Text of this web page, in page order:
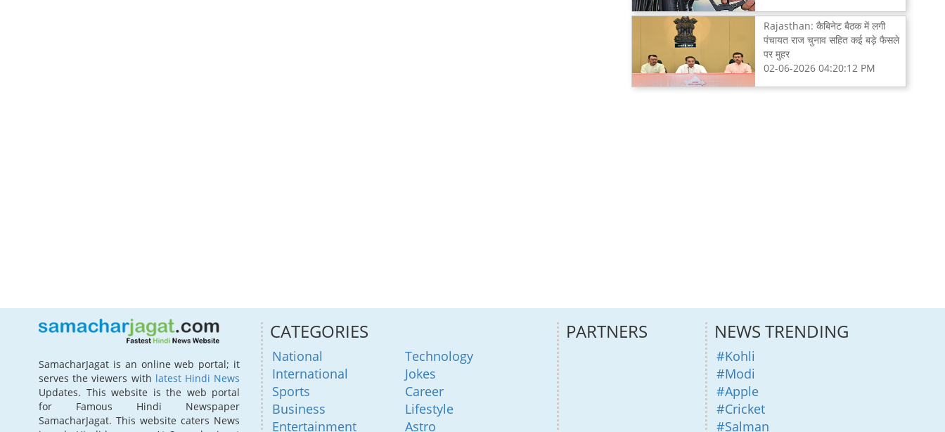
Rajasthan: कैबिनेट बैठक में लगी
पंचायत राज चुनाव सहित कई बड़े फैसले
पर मुहर
02-06-2026 04:20:12 PM
SamacharJagat is an online web portal; it
serves the viewers with latest Hindi News
Updates. This website is the web portal
for Famous Hindi Newspaper
SamacharJagat. This website caters News
CATEGORIES
National
International
Sports
Business
Entertainment
Technology
Jokes
Career
Lifestyle
Astro
PARTNERS NEWS TRENDING
#Kohli
#Modi
#Apple
#Cricket
#Salman